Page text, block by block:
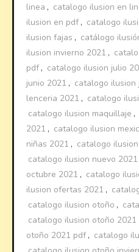
linea , catalogo ilusion en
ilusion en pdf , catalogo
ilusion fajas , catálogo
ilusion invierno 2021 ,
pdf , catalogo ilusion julio
junio 2021 , catalogo ilusion
lenceria 2021 , catalogo
catalogo ilusion maquillaje ,
2021 , catalogo ilusion
niñas 2021 , catalogo
catalogo ilusion nuevo 2021
octubre 2021 , catalogo
ilusion ofertas 2021 ,
catalogo ilusion otoño ,
catalogo ilusion otoño
otoño 2021 pdf , catalogo